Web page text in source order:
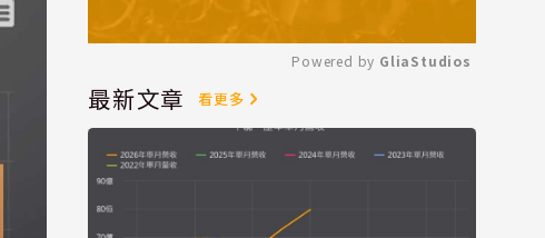
Mute
Powered by GliaStudios
最新文章 看更多